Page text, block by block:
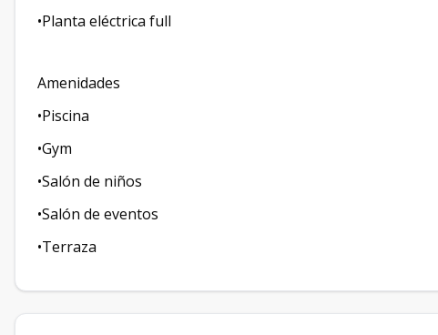
•Planta eléctrica full
Amenidades
•Piscina
•Gym
•Salón de niños
•Salón de eventos
•Terraza